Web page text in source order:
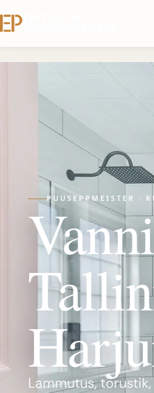
PUUSEPPMEISTER ·
Lammutus,